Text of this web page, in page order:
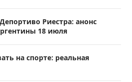
Риестра: анонс
18 июля
на спорте: реальная